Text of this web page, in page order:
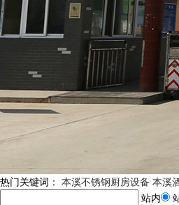
热门关键词： 本溪不锈钢厨房设备 本溪
站内